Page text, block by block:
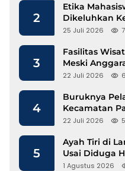
2
Etika
Dikeluhkan
25 Juli 2026
3
Fasilitas
Meski
Mengalir
22 Juli 2026
4
Buruknya
Kecamatan
Disdukcapil
22 Juli 2026
5
Ayah Tiri di
Usai Diduga
1 Agustus 2026